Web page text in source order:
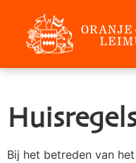
Bij het betreden van